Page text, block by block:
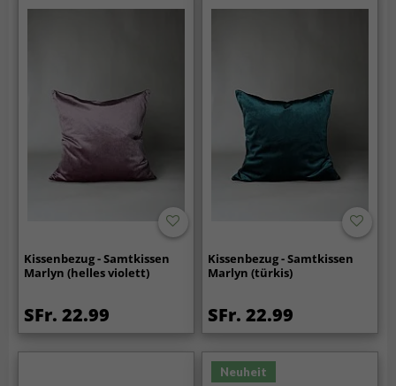
Kissenbezug - Samtkissen
Marlyn (helles violett)
SFr. 22.99
Kissenbezug - Samtkissen
Marlyn (türkis)
SFr. 22.99
Neuheit